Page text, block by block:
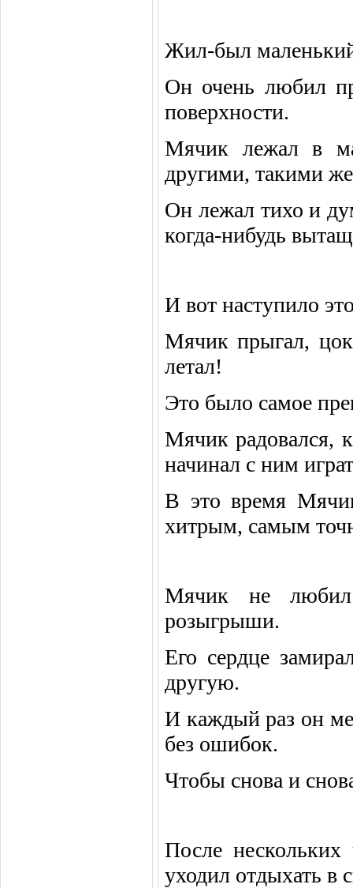
Жил-был
Он очень любил
поверхности.
Мячик лежал в
другими, такими
Он лежал тихо и
когда-нибудь
И вот наступило
Мячик прыгал,
летал!
Это было самое
Мячик радовался,
начинал с ним
В это время
хитрым, самым
Мячик не
розыгрыши.
Его сердце
другую.
И каждый раз он
без ошибок.
Чтобы снова и
После
уходил отдыхать в